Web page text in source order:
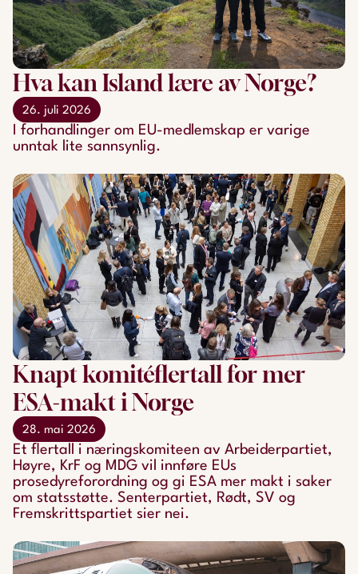
Hva kan Island lære av Norge?
26. juli 2026
​​​​​​​I forhandlinger om EU-medlemskap er varige
unntak lite sannsynlig.
Knapt komitéflertall for mer
ESA-makt i Norge
28. mai 2026
Et flertall i næringskomiteen av Arbeiderpartiet,
Høyre, KrF og MDG vil innføre EUs
prosedyreforordning og gi ESA mer makt i saker
om statsstøtte. Senterpartiet, Rødt, SV og
Fremskrittspartiet sier nei.